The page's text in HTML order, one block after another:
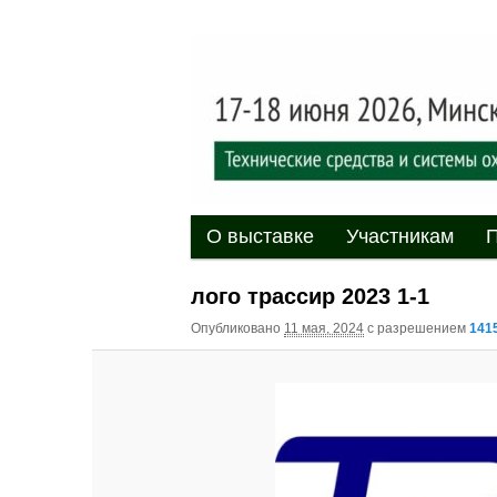
XII
«Центр
обеспечения безопасности
Главное меню
Перейти к основному
Перейти к дополнительному
О выставке Участникам
лого трассир 2023 1-1
Опубликовано 11 мая, 2024 с разрешением